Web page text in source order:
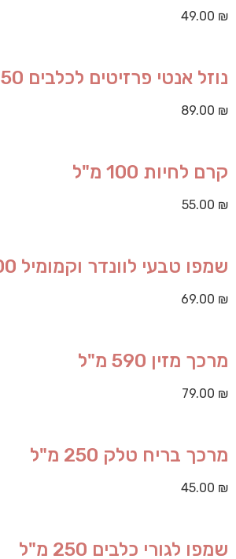
49.00 ₪
נוזל אנטי פרזיטים לכלבים 250 מ"ל
89.00 ₪
קרם לחיות 100 מ"ל
55.00 ₪
שמפו טבעי לוונדר וקמומיל 500 מ"ל
69.00 ₪
מרכך מזין 590 מ"ל
79.00 ₪
מרכך בריח טלק 250 מ"ל
45.00 ₪
שמפו לגורי כלבים 250 מ"ל